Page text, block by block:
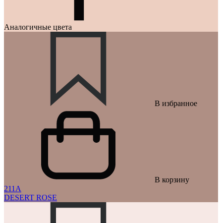
Аналогичные цвета
В избранное
В корзину
211A
DESERT ROSE